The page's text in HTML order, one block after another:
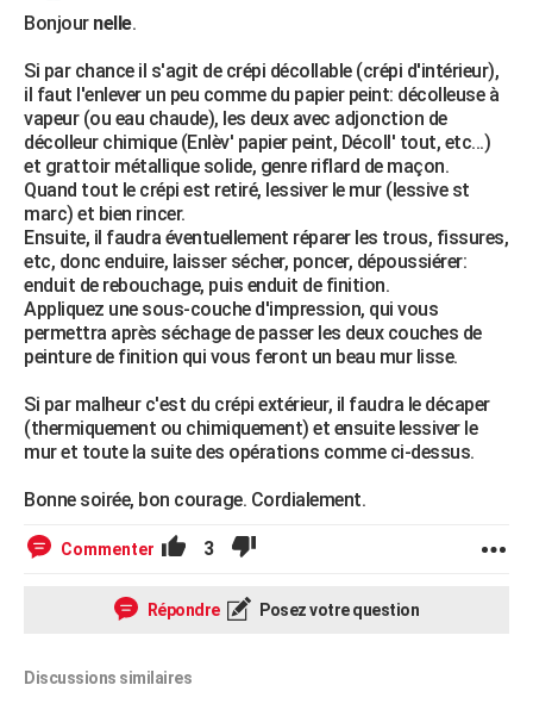
S'inscrire
Se connecter
Lycées
Collèges
Primaires
Universités
Entreprises
Service militaire
Avis de recherche
AVIS DE DÉCÈS
FORUM
Bricolage
Lifestyle
Culture
Sport
Auto
Television
Voyage
Cinema
Bonjour nelle.
Si par chance il s'agit de crépi décollable (crépi d'intérieur),
il faut l'enlever un peu comme du papier peint: décolleuse à
vapeur (ou eau chaude), les deux avec adjonction de
décolleur chimique (Enlèv' papier peint, Décoll' tout, etc...)
et grattoir métallique solide, genre riflard de maçon.
Quand tout le crépi est retiré, lessiver le mur (lessive st
marc) et bien rincer.
Ensuite, il faudra éventuellement réparer les trous, fissures,
etc, donc enduire, laisser sécher, poncer, dépoussiérer:
enduit de rebouchage, puis enduit de finition.
Appliquez une sous-couche d'impression, qui vous
permettra après séchage de passer les deux couches de
peinture de finition qui vous feront un beau mur lisse.
Si par malheur c'est du crépi extérieur, il faudra le décaper
(thermiquement ou chimiquement) et ensuite lessiver le
mur et toute la suite des opérations comme ci-dessus.
Bonne soirée, bon courage. Cordialement.
Commenter 3
Répondre Posez votre question
Discussions similaires